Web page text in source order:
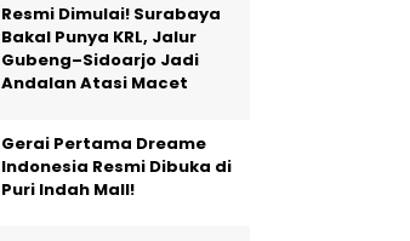
Resmi Dimulai! Surabaya
Bakal Punya KRL, Jalur
Gubeng–Sidoarjo Jadi
Andalan Atasi Macet
Gerai Pertama Dreame
Indonesia Resmi Dibuka di
Puri Indah Mall!